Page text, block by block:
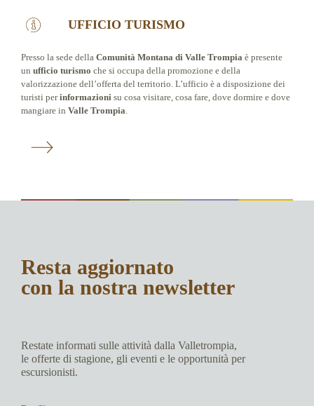
UFFICIO TURISMO
Presso la sede della Comunità Montana di Valle Trompiaè presente
un ufficio turismo che si occupa della promozione e della
valorizzazione dell’offerta del territorio. L’ufficio è a disposizione dei
turisti perinformazionisu cosa visitare, cosa fare, dove dormire e dove
mangiare in Valle Trompia.
Resta aggiornato
con la nostra newsletter
Restate informati sulle attività dalla Valletrompia,
le offerte di stagione, gli eventi e le opportunità per
escursionisti.